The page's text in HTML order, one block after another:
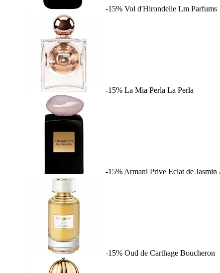
-15% Vol d'Hirondelle Lm Parfums
-15% La Mia Perla La Perla
-15% Armani Prive Eclat de Jasmin
-15% Oud de Carthage Boucheron